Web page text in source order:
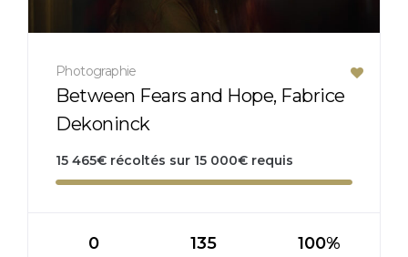
Photographie
Between Fears and Hope, Fabrice
Dekoninck
15 465€ récoltés sur 15 000€ requis
0 135 100%